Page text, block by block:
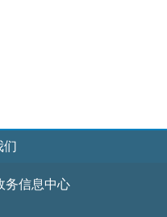
们
务信息中心